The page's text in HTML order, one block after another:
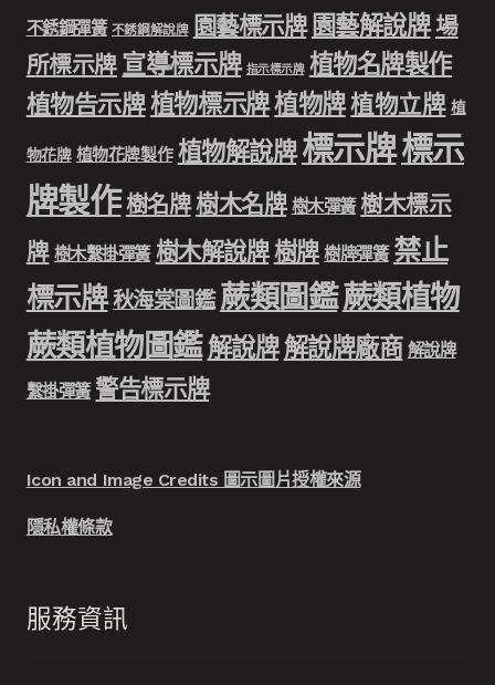
不銹鋼彈簧 不銹鋼解說牌 園藝標示牌 園藝解說牌場
所標示牌 宣導標示牌 指示標示牌 植物名牌製作
植物告示牌植物標示牌植物牌植物立牌 植
物花牌 植物花牌製作 植物解說牌 標示牌標示
牌製作樹名牌樹木名牌 樹木彈簧 樹木標示
牌 樹木繫掛彈簧 樹木解說牌樹牌 樹牌彈簧 禁止
標示牌 秋海棠圖鑑 蕨類圖鑑蕨類植物
蕨類植物圖鑑解說牌解說牌廠商 解說牌
繫掛彈簧 警告標示牌
Icon and Image Credits 圖示圖片授權來源
隱私權條款
服務資訊